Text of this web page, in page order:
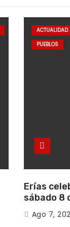
ACTUALIDAD
PUEBLOS
Erías
sábado 8
música y
Ago 7,